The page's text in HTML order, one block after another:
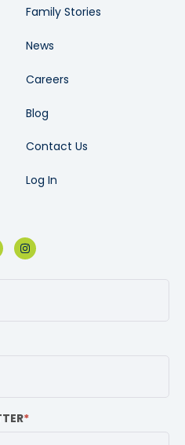
Family Stories
News
Careers
Blog
Contact Us
Log In
*